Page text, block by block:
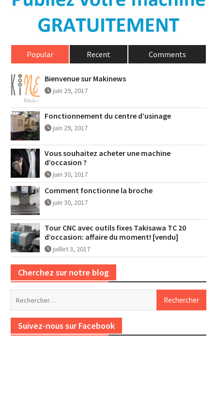
Popular Recent Comments
Bienvenue sur Makinews
juin 29, 2017
Fonctionnement du centre d’usinage
juin 29, 2017
Vous souhaitez acheter une machine
d’occasion ?
juin 30, 2017
Comment fonctionne la broche
juin 30, 2017
Tour CNC avec outils fixes Takisawa TC 20
d’occasion: affaire du moment! [vendu]
juillet 3, 2017
Cherchez sur notre blog
Suivez-nous sur Facebook